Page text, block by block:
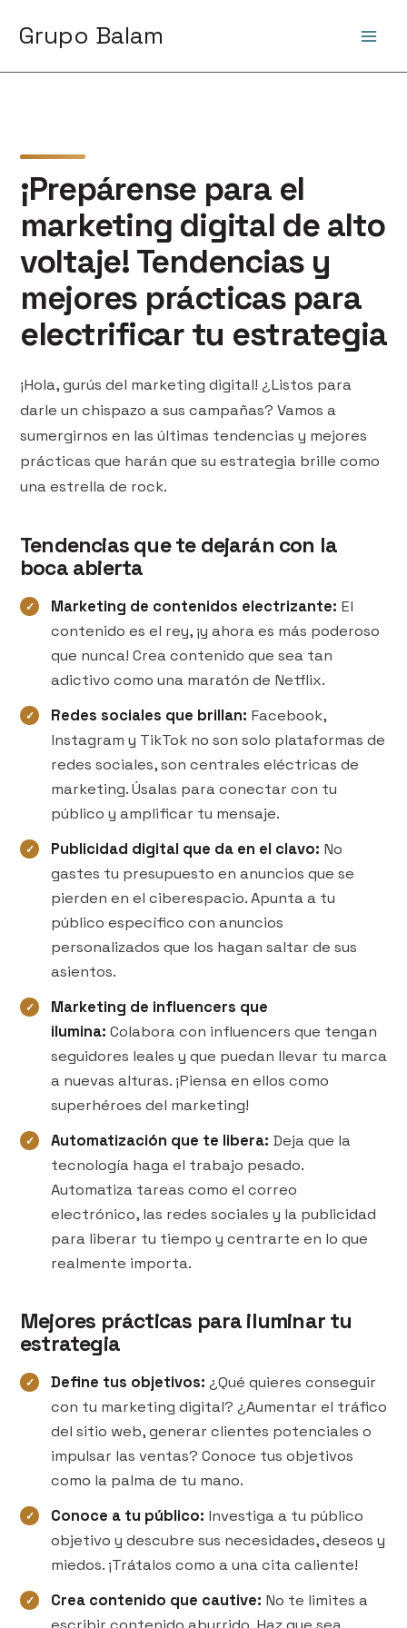
Grupo Balam
¡Prepárense para el
marketing digital de alto
voltaje! Tendencias y
mejores prácticas para
electrificar tu estrategia
¡Hola, gurús del marketing digital! ¿Listos para
darle un chispazo a sus campañas? Vamos a
sumergirnos en las últimas tendencias y mejores
prácticas que harán que su estrategia brille como
una estrella de rock.
Tendencias que te dejarán con la
boca abierta
Marketing de contenidos electrizante: El
contenido es el rey, ¡y ahora es más poderoso
que nunca! Crea contenido que sea tan
adictivo como una maratón de Netflix.
Redes sociales que brillan: Facebook,
Instagram y TikTok no son solo plataformas de
redes sociales, son centrales eléctricas de
marketing. Úsalas para conectar con tu
público y amplificar tu mensaje.
Publicidad digital que da en el clavo: No
gastes tu presupuesto en anuncios que se
pierden en el ciberespacio. Apunta a tu
público específico con anuncios
personalizados que los hagan saltar de sus
asientos.
Marketing de influencers que
ilumina: Colabora con influencers que tengan
seguidores leales y que puedan llevar tu marca
a nuevas alturas. ¡Piensa en ellos como
superhéroes del marketing!
Automatización que te libera: Deja que la
tecnología haga el trabajo pesado.
Automatiza tareas como el correo
electrónico, las redes sociales y la publicidad
para liberar tu tiempo y centrarte en lo que
realmente importa.
Mejores prácticas para iluminar tu
estrategia
Define tus objetivos: ¿Qué quieres conseguir
con tu marketing digital? ¿Aumentar el tráfico
del sitio web, generar clientes potenciales o
impulsar las ventas? Conoce tus objetivos
como la palma de tu mano.
Conoce a tu público: Investiga a tu público
objetivo y descubre sus necesidades, deseos y
miedos. ¡Trátalos como a una cita caliente!
Crea contenido que cautive: No te limites a